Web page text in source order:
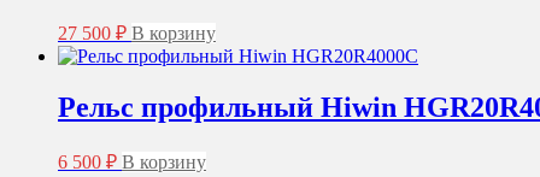
533 ₽
выбрать
странице
товара.
27 500 ₽ В корзину
Рельс профильный Hiwin
6 500 ₽ В корзину